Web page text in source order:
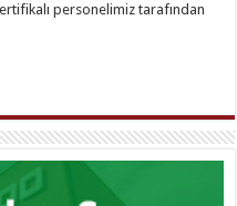
personelimiz tarafından